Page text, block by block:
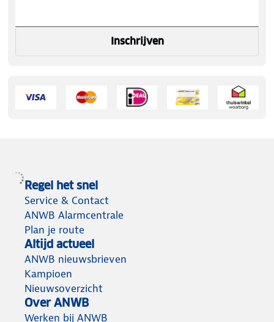
Inschrijven
Regel het snel
Service & Contact
ANWB Alarmcentrale
Plan je route
Altijd actueel
ANWB nieuwsbrieven
Kampioen
Nieuwsoverzicht
Over ANWB
Werken bij ANWB